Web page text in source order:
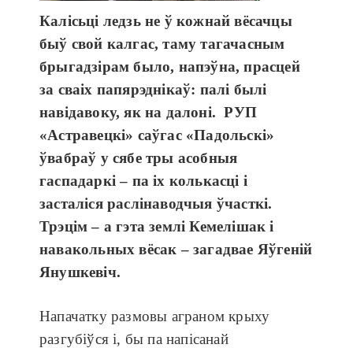
Калісьці ледзь не ў кожнай вёсачцы
быў свой калгас, таму тагачасным
брыгадзірам было, напэўна, прасцей
за сваіх папярэднікаў: палі былі
навідавоку, як на далоні. РУП
«Астравецкі» саўгас «Падольскі»
ўвабраў у сябе тры асобныя
гаспадаркі – па іх колькасці і
засталіся раслінаводчыя ўчасткі.
Трэцім – а гэта землі Кемелішак і
навакольных вёсак – загадвае Яўгеній
Янушкевіч.
Напачатку размовы аграном крыху
разгубіўся і, бы па напісанай